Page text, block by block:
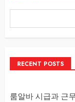
RECENT POSTS
룸알바 시급과 근